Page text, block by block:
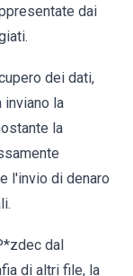
dai
dei dati,
la
la
l'invio di denaro
dal
di altri file, la